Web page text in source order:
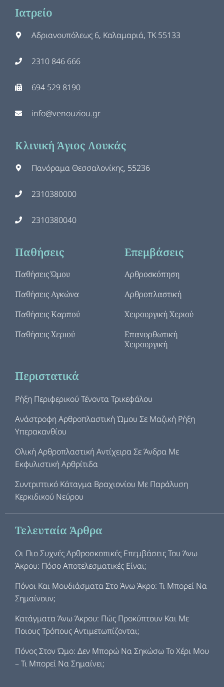
Ιατρείο
Αδριανουπόλεως 6, Καλαμαριά, ΤΚ 55133
2310 846 666
694 529 8190
info@venouziou.gr
Κλινική Άγιος Λουκάς
Πανόραμα Θεσσαλονίκης, 55236
2310380000
2310380040
Παθήσεις
Παθήσεις Ώμου
Παθήσεις Αγκώνα
Παθήσεις Καρπού
Παθήσεις Χεριού
Επεμβάσεις
Αρθροσκόπηση
Αρθροπλαστική
Χειρουργική Χεριού
Επανορθωτική
Χειρουργική
Περιστατικά
Ρήξη Περιφερικού Τένοντα Τρικεφάλου
Ανάστροφη Αρθροπλαστική Ώμου Σε Μαζική Ρήξη
Υπερακανθίου
Ολική Αρθροπλαστική Αντίχειρα Σε Άνδρα Με
Εκφυλιστική Αρθρίτιδα
Συντριπτικό Κάταγμα Βραχιονίου Με Παράλυση
Κερκιδικού Νεύρου
Τελευταία Άρθρα
Οι Πιο Συχνές Αρθροσκοπικές Επεμβάσεις Του Άνω
Άκρου: Πόσο Αποτελεσματικές Είναι;
Πόνοι Και Μουδιάσματα Στο Άνω Άκρο: Τι Μπορεί Να
Σημαίνουν;
Κατάγματα Άνω Άκρου: Πώς Προκύπτουν Και Με
Ποιους Τρόπους Αντιμετωπίζονται;
Πόνος Στον Ώμο: Δεν Μπορώ Να Σηκώσω Το Χέρι Μου
– Τι Μπορεί Να Σημαίνει;